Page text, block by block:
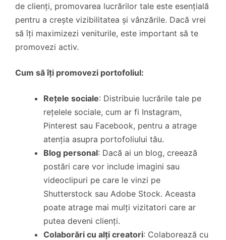
de clienți, promovarea lucrărilor tale este esențială
pentru a crește vizibilitatea și vânzările. Dacă vrei
să îți maximizezi veniturile, este important să te
promovezi activ.
Cum să îți promovezi portofoliul:
Rețele sociale: Distribuie lucrările tale pe
rețelele sociale, cum ar fi Instagram,
Pinterest sau Facebook, pentru a atrage
atenția asupra portofoliului tău.
Blog personal: Dacă ai un blog, creează
postări care vor include imagini sau
videoclipuri pe care le vinzi pe
Shutterstock sau Adobe Stock. Aceasta
poate atrage mai mulți vizitatori care ar
putea deveni clienți.
Colaborări cu alți creatori: Colaborează cu